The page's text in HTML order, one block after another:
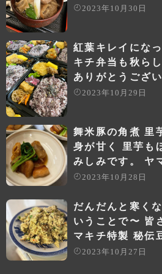
2023年10月30日
紅葉キレイにな
キチ弁当も秋ら
ありがとうござ
2023年10月29日
舞米豚の角煮 里
身が甘く 里芋も
みしみです。 ヤ
2023年10月28日
だんだんと寒く
いうことで〜 皆
マキチ特製 秘伝
2023年10月27日